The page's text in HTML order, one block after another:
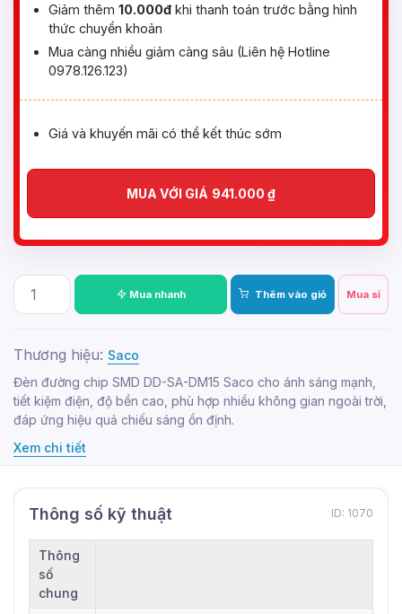
Giảm thêm 10.000đ khi thanh toán trước bằng hình
thức chuyển khoản
Mua càng nhiều giảm càng sâu (Liên hệ Hotline
0978.126.123)
Giá và khuyến mãi có thể kết thúc sớm
MUA VỚI GIÁ 941.000 ₫
Mua nhanh Thêm vào giỏ Mua sỉ
Thương hiệu: Saco
Đèn đường chip SMD DD-SA-DM15 Saco cho ánh sáng mạnh,
tiết kiệm điện, độ bền cao, phù hợp nhiều không gian ngoài trời,
đáp ứng hiệu quả chiếu sáng ổn định.
Xem chi tiết
Thông số kỹ thuật ID: 1070
Thông
số
chung